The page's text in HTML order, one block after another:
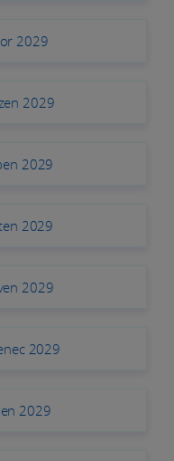
2029
2029
2029
2029
2029
2029
2029